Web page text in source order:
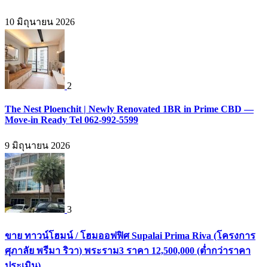
10 มิถุนายน 2026
2
The Nest Ploenchit | Newly Renovated 1BR in Prime CBD —
Move-in Ready Tel 062-992-5599
9 มิถุนายน 2026
3
ขาย ทาวน์โฮมน์ / โฮมออฟฟิศ Supalai Prima Riva (โครงการ
ศุภาลัย พรีมา ริวา) พระราม3 ราคา 12,500,000 (ต่ำกว่าราคา